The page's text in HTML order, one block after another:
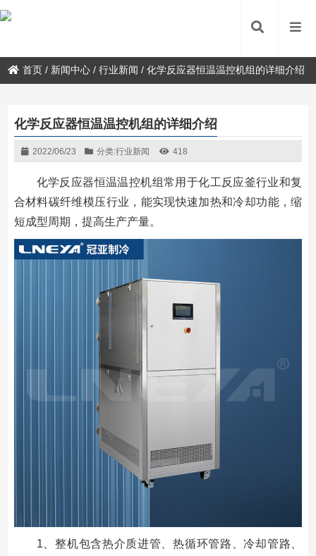
首页 / 新闻中心 /行业新闻 /化学反应器恒温温控机组的详细介绍
化学反应器恒温温控机组的详细介绍
2022/06/23 分类:行业新闻 418
化学反应器恒温温控机组常用于化工反应釜行业和复
合材料碳纤维模压行业，能实现快速加热和冷却功能，缩
短成型周期，提高生产产量。
1、整机包含热介质进管、热循环管路、冷却管路、